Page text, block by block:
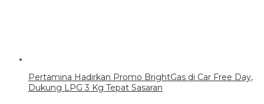
Pertamina Hadirkan Promo BrightGas di Car Free Day,
Dukung LPG 3 Kg Tepat Sasaran